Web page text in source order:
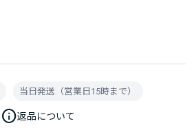
当日発送（営業日15時まで）
info返品について